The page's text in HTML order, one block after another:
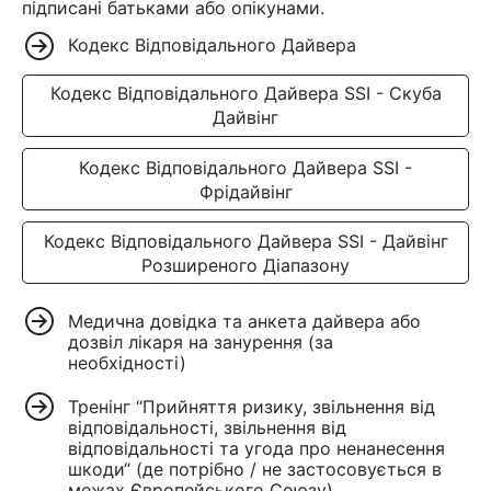
підписані батьками або опікунами.
Кодекс Відповідального Дайвера
Кодекс Відповідального Дайвера SSI - Скуба
Дайвінг
Кодекс Відповідального Дайвера SSI -
Фрідайвінг
Кодекс Відповідального Дайвера SSI - Дайвінг
Розширеного Діапазону
Медична довідка та анкета дайвера або
дозвіл лікаря на занурення (за
необхідності)
Тренінг “Прийняття ризику, звільнення від
відповідальності, звільнення від
відповідальності та угода про ненанесення
шкоди“ (де потрібно / не застосовується в